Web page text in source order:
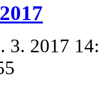
3. 2017